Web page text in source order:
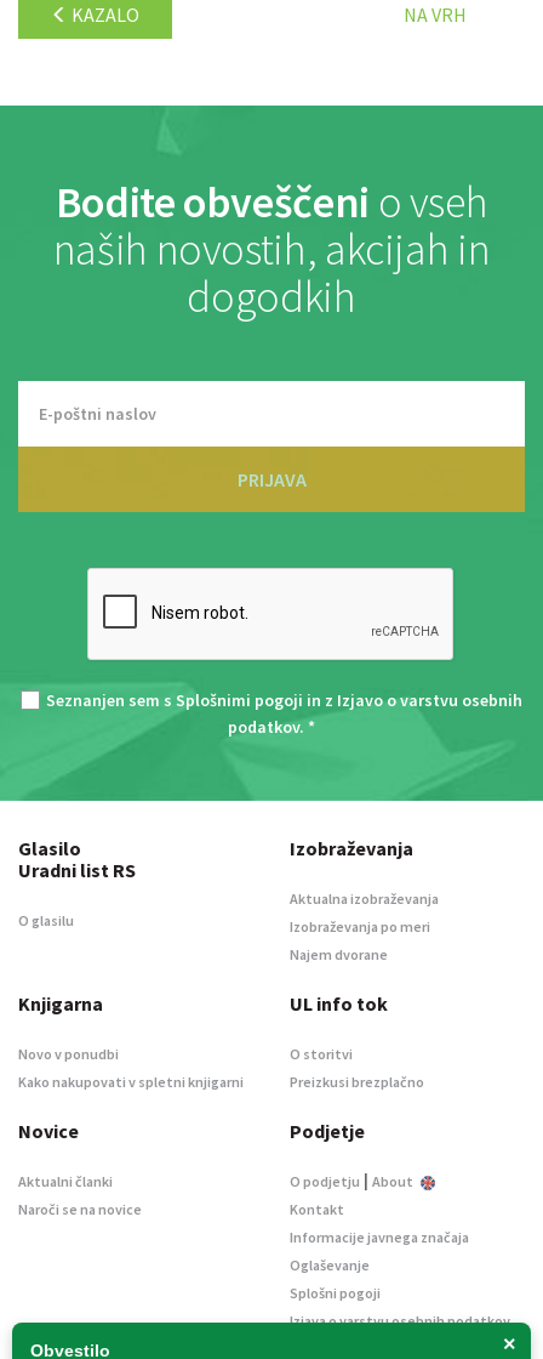
KAZALO NA VRH
Bodite obveščeni o vseh
naših novostih, akcijah in
dogodkih
PRIJAVA
Seznanjen sem s Splošnimi pogoji in z Izjavo o varstvu osebnih
podatkov. *
×
Obvestilo
Glasilo
Uradni list RS
O glasilu
Izobraževanja
Aktualna izobraževanja
Izobraževanja po meri
Najem dvorane
Knjigarna
Novo v ponudbi
Kako nakupovati v spletni knjigarni
UL info tok
O storitvi
Preizkusi brezplačno
Novice
Aktualni članki
Naroči se na novice
Podjetje
O podjetju | About
Kontakt
Informacije javnega značaja
Oglaševanje
Splošni pogoji
Izjava o varstvu osebnih podatkov